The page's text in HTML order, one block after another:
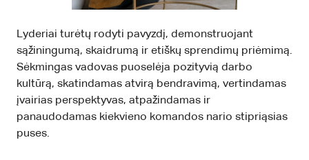
Lyderiai turėtų rodyti pavyzdį, demonstruojant
sąžiningumą, skaidrumą ir etiškų sprendimų priėmimą.
Sėkmingas vadovas puoselėja pozityvią darbo
kultūrą, skatindamas atvirą bendravimą, vertindamas
įvairias perspektyvas, atpažindamas ir
panaudodamas kiekvieno komandos nario stipriąsias
puses.